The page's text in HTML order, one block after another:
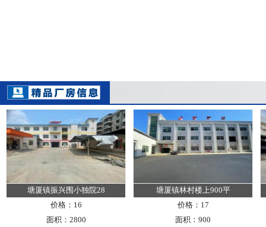
塘厦镇振兴围小独院28
价格：16
面积：2800
塘厦镇林村楼上900平
价格：17
面积：900